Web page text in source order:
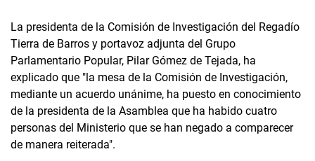
La presidenta de la Comisión de Investigación del Regadío
Tierra de Barros y portavoz adjunta del Grupo
Parlamentario Popular, Pilar Gómez de Tejada, ha
explicado que "la mesa de la Comisión de Investigación,
mediante un acuerdo unánime, ha puesto en conocimiento
de la presidenta de la Asamblea que ha habido cuatro
personas del Ministerio que se han negado a comparecer
de manera reiterada".